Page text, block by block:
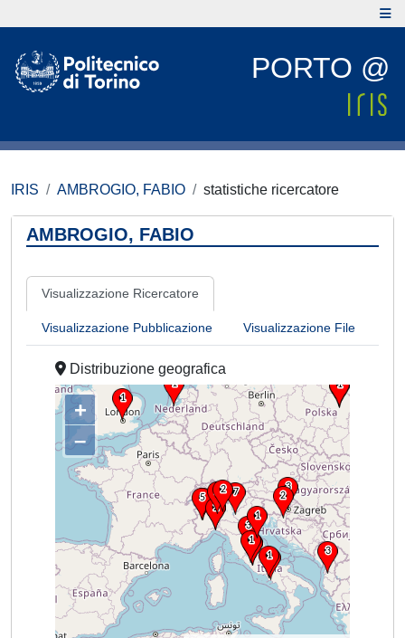
PORTO @
IRIS AMBROGIO, FABIO statistiche ricercatore
AMBROGIO, FABIO
Visualizzazione Ricercatore
Visualizzazione Pubblicazione Visualizzazione File
Distribuzione geografica
+
–